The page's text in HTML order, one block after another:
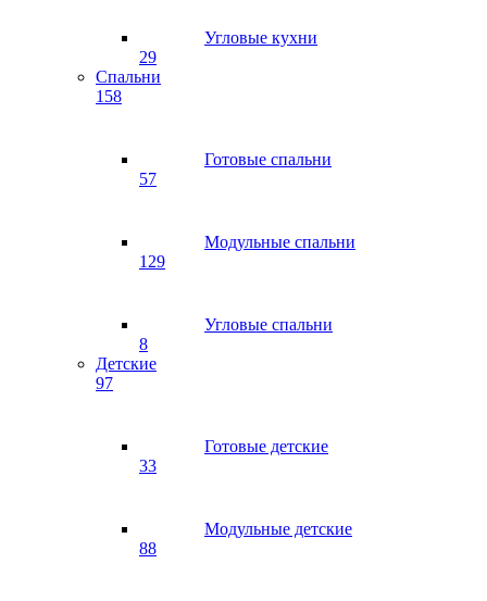
Угловые кухни
29
Спальни
158
Готовые спальни
57
Модульные спальни
129
Угловые спальни
8
Детские
97
Готовые детские
33
Модульные детские
88